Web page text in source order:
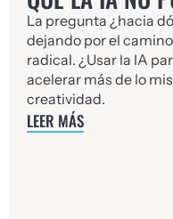
La pregunta ¿hacia
dejando por el
radical. ¿Usar la IA
acelerar más de lo
creatividad.
LEER MÁS